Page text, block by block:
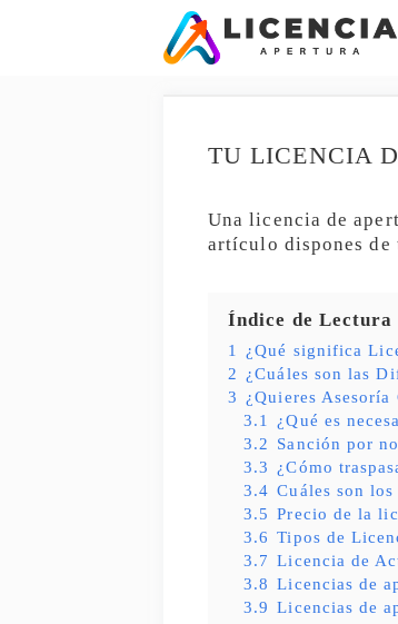
TU LICENCIA
Una licencia de
artículo dispones de
Índice de Lectura
1
¿Qué significa
2 ¿Cuáles son las
3 ¿Quieres Asesoría
3.1
¿Qué es
3.2 Sanción por
3.3 ¿Cómo
3.4 Cuáles son
3.5 Precio de la
3.6 Tipos de
3.7 Licencia de
3.8 Licencias de
3.9 Licencias de